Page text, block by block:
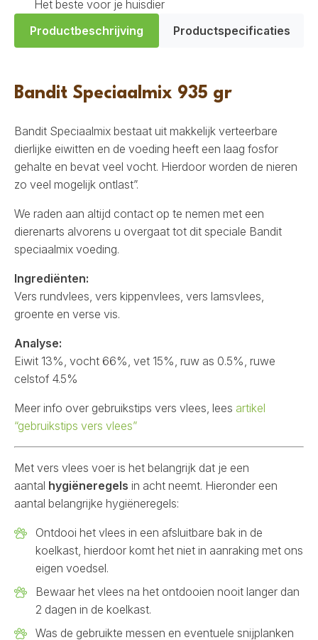
Het beste voor je huisdier
Productbeschrijving
Productspecificaties
Bandit Speciaalmix 935 gr
Bandit Speciaalmix bestaat uit makkelijk verteerbare
dierlijke eiwitten en de voeding heeft een laag fosfor
gehalte en bevat veel vocht. Hierdoor worden de nieren
zo veel mogelijk ontlast”.
We raden aan altijd contact op te nemen met een
dierenarts alvorens u overgaat tot dit speciale Bandit
speciaalmix voeding.
Ingrediënten:
Vers rundvlees, vers kippenvlees, vers lamsvlees,
groente en verse vis.
Analyse:
Eiwit 13%, vocht 66%, vet 15%, ruw as 0.5%, ruwe
celstof 4.5%
Meer info over gebruikstips vers vlees, lees artikel
“gebruikstips vers vlees”
Met vers vlees voer is het belangrijk dat je een
aantal hygiëneregels in acht neemt. Hieronder een
aantal belangrijke hygiëneregels:
Ontdooi het vlees in een afsluitbare bak in de
koelkast, hierdoor komt het niet in aanraking met ons
eigen voedsel.
Bewaar het vlees na het ontdooien nooit langer dan
2 dagen in de koelkast.
Was de gebruikte messen en eventuele snijplanken